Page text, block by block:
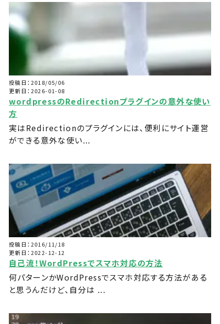
投稿日：2018/05/06
更新日：2026-01-08
wordpressのRedirectionプラグインの意外な使い
方
実はRedirectionのプラグインには、便利にサイト運営
ができる意外な使い...
投稿日：2016/11/18
更新日：2022-12-12
自己流！WordPressでスマホ対応の方法
何パターンかWordPressでスマホ対応する方法がある
と思うんだけど、自分は ...